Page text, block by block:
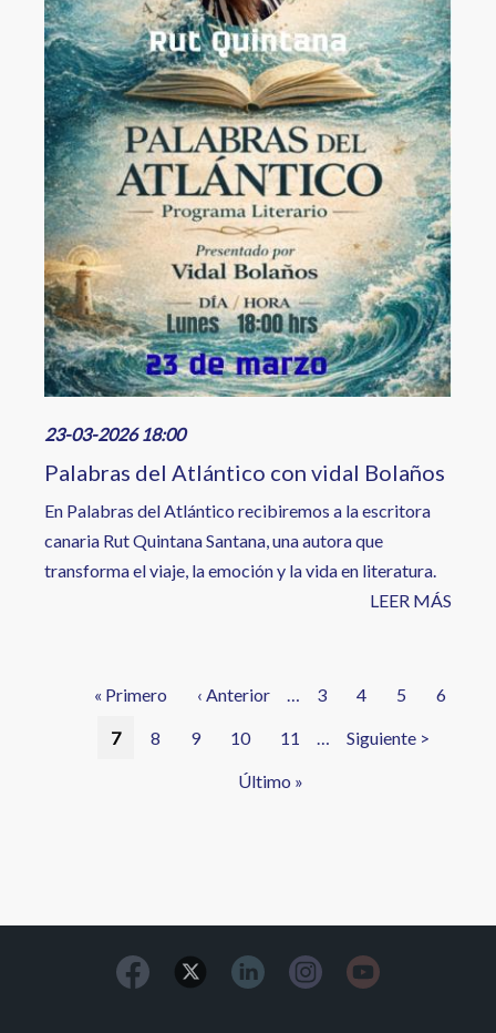
23-03-2026 18:00
Palabras del Atlántico con vidal Bolaños
En Palabras del Atlántico recibiremos a la escritora
canaria Rut Quintana Santana, una autora que
transforma el viaje, la emoción y la vida en literatura.
LEER MÁS
Primera
« Primero
Página
‹ Anterior Página
3 Página
4 Página
5 Página
6
Página
7 Página
8 Página
9 Página
10 Página
11
Siguiente
Siguiente >
Última
Último »